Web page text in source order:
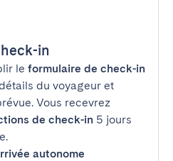
in
le formulaire de check-in
du voyageur et
Vous recevrez
de check-in 5 jours
autonome